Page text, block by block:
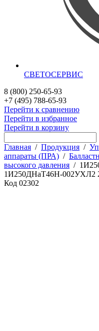
СВЕТОСЕРВИС
8 (800) 250-65-93
+7 (495) 788-65-93
Перейти к сравнению
Перейти в избранное
Перейти в корзину
Главная / Продукция /
аппараты (ПРА) /
высокого давления /
1И250ДНаТ46Н-002УХЛ2
Код 02302